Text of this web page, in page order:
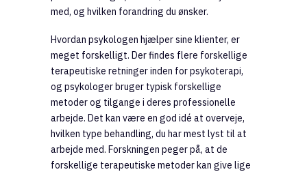
med, og hvilken forandring du ønsker.
Hvordan psykologen hjælper sine klienter, er
meget forskelligt. Der findes flere forskellige
terapeutiske retninger inden for psykoterapi,
og psykologer bruger typisk forskellige
metoder og tilgange i deres professionelle
arbejde. Det kan være en god idé at overveje,
hvilken type behandling, du har mest lyst til at
arbejde med. Forskningen peger på, at de
forskellige terapeutiske metoder kan give lige